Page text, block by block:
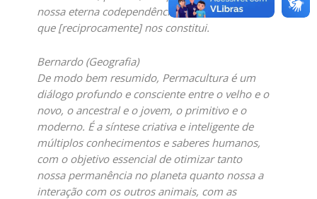
nossa eterna codependência com o universo
que [reciprocamente] nos constitui.
Bernardo (Geografia)
De modo bem resumido, Permacultura é um
diálogo profundo e consciente entre o velho e o
novo, o ancestral e o jovem, o primitivo e o
moderno. É a síntese criativa e inteligente de
múltiplos conhecimentos e saberes humanos,
com o objetivo essencial de otimizar tanto
nossa permanência no planeta quanto nossa a
interação com os outros animais, com as